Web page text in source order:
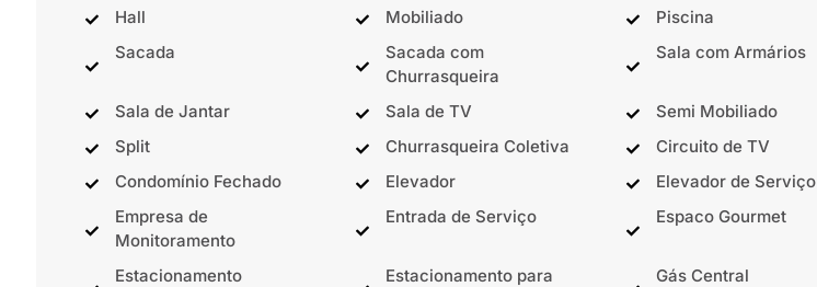
Hall
Mobiliado
Piscina
Sacada
Sacada com
Churrasqueira
Sala com Armários
Sala de Jantar Sala de TV
Semi Mobiliado
Split
Churrasqueira Coletiva
Circuito de TV
Condomínio Fechado
Elevador
Elevador de Serviço
Empresa de
Monitoramento
Entrada de Serviço Espaco Gourmet
Estacionamento
Estacionamento para
Gás Central